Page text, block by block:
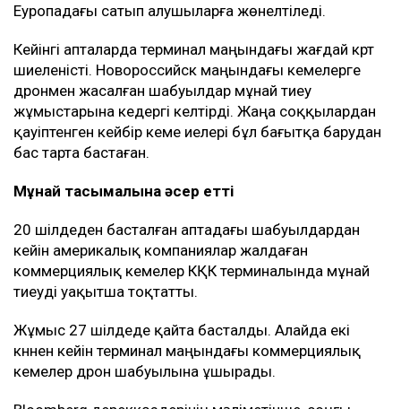
Еуропадағы сатып алушыларға жөнелтіледі.
Кейінгі апталарда терминал маңындағы жағдай күрт
шиеленісті. Новороссийск маңындағы кемелерге
дронмен жасалған шабуылдар мұнай тиеу
жұмыстарына кедергі келтірді. Жаңа соққылардан
қауіптенген кейбір кеме иелері бұл бағытқа барудан
бас тарта бастаған.
Мұнай тасымалына әсер етті
20 шілдеден басталған аптадағы шабуылдардан
кейін америкалық компаниялар жалдаған
коммерциялық кемелер КҚК терминалында мұнай
тиеуді уақытша тоқтатты.
Жұмыс 27 шілдеде қайта басталды. Алайда екі
күннен кейін терминал маңындағы коммерциялық
кемелер дрон шабуылына ұшырады.